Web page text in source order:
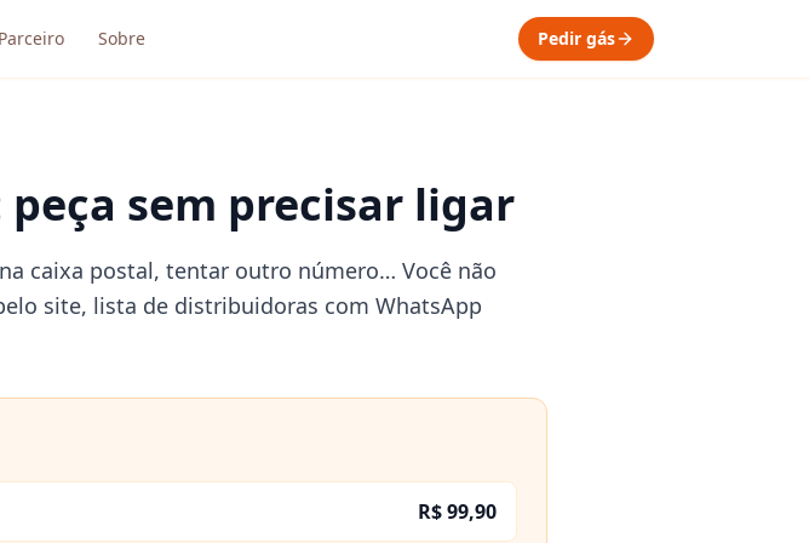
Parceiro Sobre Pedir gás
peça sem precisar ligar
caixa postal, tentar outro número… Você não
site, lista de distribuidoras com WhatsApp
R$ 99,90